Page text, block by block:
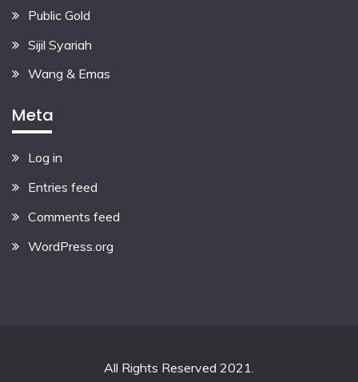
Public Gold
Sijil Syariah
Wang & Emas
Meta
Log in
Entries feed
Comments feed
WordPress.org
All Rights Reserved 2021.